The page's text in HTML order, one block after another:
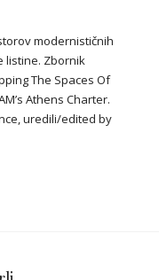
modernističnih
listine. Zbornik
The Spaces Of
Athens Charter.
uredili/edited by